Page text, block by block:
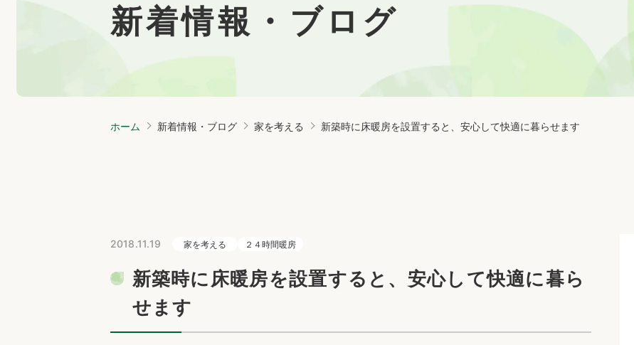
新着情報・ブログ
ホーム 新着情報・ブログ 家を考える 新築時に床暖房を設置すると、安心して快適に暮らせます
2018.11.19 家を考える ２４時間暖房
新築時に床暖房を設置すると、安心して快適に暮ら
せます